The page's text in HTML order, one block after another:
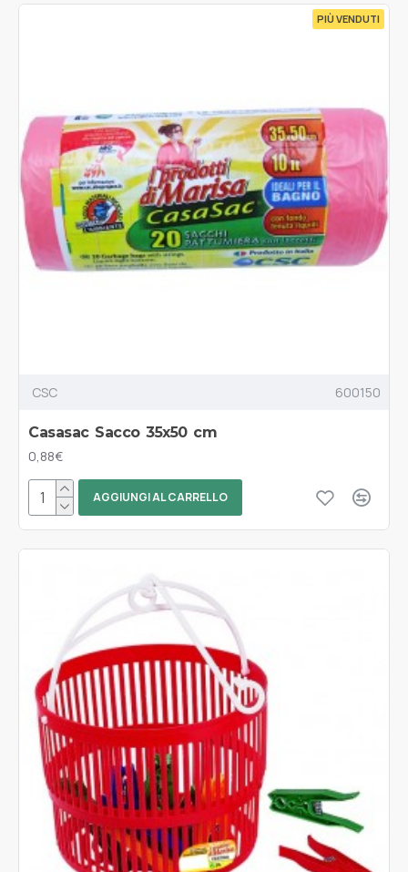
PIÙ VENDUTI
CSC 600150
Casasac Sacco 35x50 cm
0,88€
AGGIUNGI AL CARRELLO